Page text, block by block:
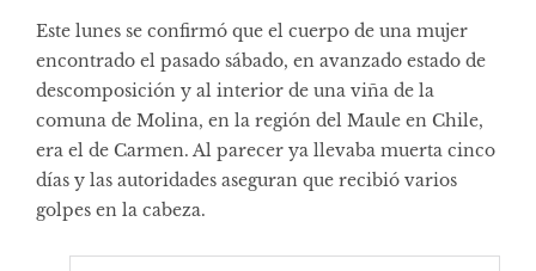
Este lunes se confirmó que el cuerpo de una mujer
encontrado el pasado sábado, en avanzado estado de
descomposición y al interior de una viña de la
comuna de Molina, en la región del Maule en Chile,
era el de Carmen. Al parecer ya llevaba muerta cinco
días y las autoridades aseguran que recibió varios
golpes en la cabeza.